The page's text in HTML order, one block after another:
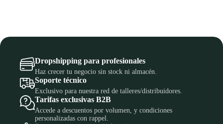
Dropshipping para profesionales
Haz crecer tu negocio sin stock ni almacén.
Soporte técnico
Exclusivo para nuestra red de talleres/distribuidores.
Tarifas exclusivas B2B
Accede a descuentos por volumen, y condiciones
personalizadas con rappel.